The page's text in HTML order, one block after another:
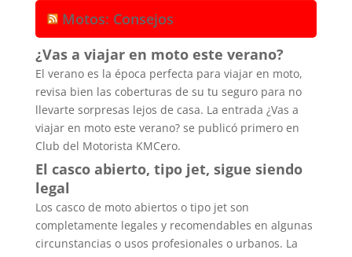
Motos: Consejos
¿Vas a viajar en moto este verano?
El verano es la época perfecta para viajar en moto,
revisa bien las coberturas de su tu seguro para no
llevarte sorpresas lejos de casa. La entrada ¿Vas a
viajar en moto este verano? se publicó primero en
Club del Motorista KMCero.
El casco abierto, tipo jet, sigue siendo
legal
Los casco de moto abiertos o tipo jet son
completamente legales y recomendables en algunas
circunstancias o usos profesionales o urbanos. La